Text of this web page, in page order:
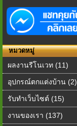
หมวดหมู่
ผลงานรีโนเวท (11)
อุปกรณ์ตกแต่งบ้าน (2)
รับทำเว็บไซต์ (15)
งานของเรา (137)